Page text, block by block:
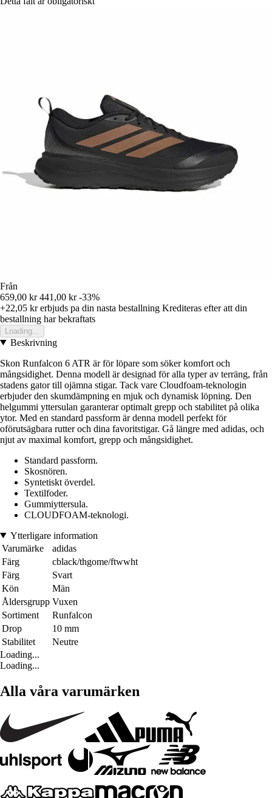
Från
659,00 kr 441,00 kr -33%
+22,05 krerbjuds pa din nasta bestallning Krediteras efter att din
bestallning har bekraftats
Loading...
Beskrivning
Skon Runfalcon 6 ATR är för löpare som söker komfort och
mångsidighet. Denna modell är designad för alla typer av terräng, från
stadens gator till ojämna stigar. Tack vare Cloudfoam-teknologin
erbjuder den skumdämpning en mjuk och dynamisk löpning. Den
helgummi yttersulan garanterar optimalt grepp och stabilitet på olika
ytor. Med en standard passform är denna modell perfekt för
oförutsägbara rutter och dina favoritstigar. Gå längre med adidas, och
njut av maximal komfort, grepp och mångsidighet.
Standard passform.
Skosnören.
Syntetiskt överdel.
Textilfoder.
Gummiyttersula.
CLOUDFOAM-teknologi.
Ytterligare information
Varumärke
adidas
Färg
cblack/thgome/ftwwht
Färg
Svart
Kön
Män
Åldersgrupp Vuxen
Sortiment
Runfalcon
Drop
10 mm
Stabilitet
Neutre
Loading...
Loading...
Alla våra varumärken